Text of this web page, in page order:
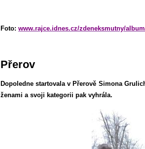
Foto: www.rajce.idnes.cz/zdeneksmutny/
Přerov
Dopoledne startovala v Přerově Simona
ženami a svoji kategorii pak vyhrála.